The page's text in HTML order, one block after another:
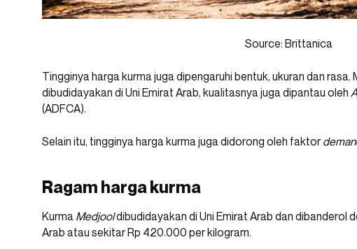
Source: Brittanica
Tingginya harga kurma juga dipengaruhi bentuk, ukuran dan
dibudidayakan di Uni Emirat Arab, kualitasnya juga dipantau oleh
(ADFCA).
Selain itu, tingginya harga kurma juga didorong oleh faktor
Ragam harga kurma
Kurma Medjooldibudidayakan di Uni Emirat Arab dan dibanderol
Arab atau sekitar Rp 420.000 per kilogram.